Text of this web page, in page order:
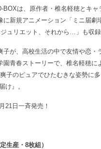
は、原作者・椎名軽穂とキャ
新規アニメーション「ミニ届劇
ュリエット、それから…」も収録
が、高校生活の中で友情や恋・
青春ストーリーで、椎名軽穂に
子のピュアでひたむきな姿勢に
け』。
21日一斉発売！
生産・8枚組）